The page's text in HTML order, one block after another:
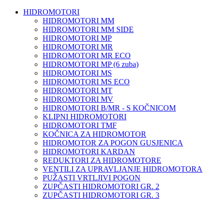
HIDROMOTORI
HIDROMOTORI MM
HIDROMOTORI MM SIDE
HIDROMOTORI MP
HIDROMOTORI MR
HIDROMOTORI MR ECO
HIDROMOTORI MP (6 zuba)
HIDROMOTORI MS
HIDROMOTORI MS ECO
HIDROMOTORI MT
HIDROMOTORI MV
HIDROMOTORI B/MR - S KOČNICOM
KLIPNI HIDROMOTORI
HIDROMOTORI TMF
KOČNICA ZA HIDROMOTOR
HIDROMOTOR ZA POGON GUSJENICA
HIDROMOTORI KARDAN
REDUKTORI ZA HIDROMOTORE
VENTILI ZA UPRAVLJANJE HIDROMOTORA
PUŽASTI VRTLJIVI POGON
ZUPČASTI HIDROMOTORI GR. 2
ZUPČASTI HIDROMOTORI GR. 3